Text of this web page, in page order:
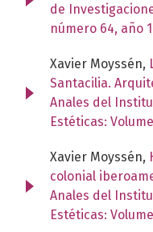
de
número 64, año
Xavier Moyssén,
Santacilia.
Anales del
Estéticas:
Xavier Moyssén,
colonial
Anales del
Estéticas: